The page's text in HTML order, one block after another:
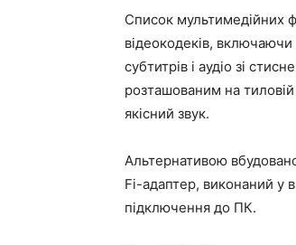
Список мультимедійних
відеокодеків,
субтитрів і аудіо зі
розташованим на
якісний звук.
Альтернативою
Fi-адаптер, виконаний у
підключення до ПК.